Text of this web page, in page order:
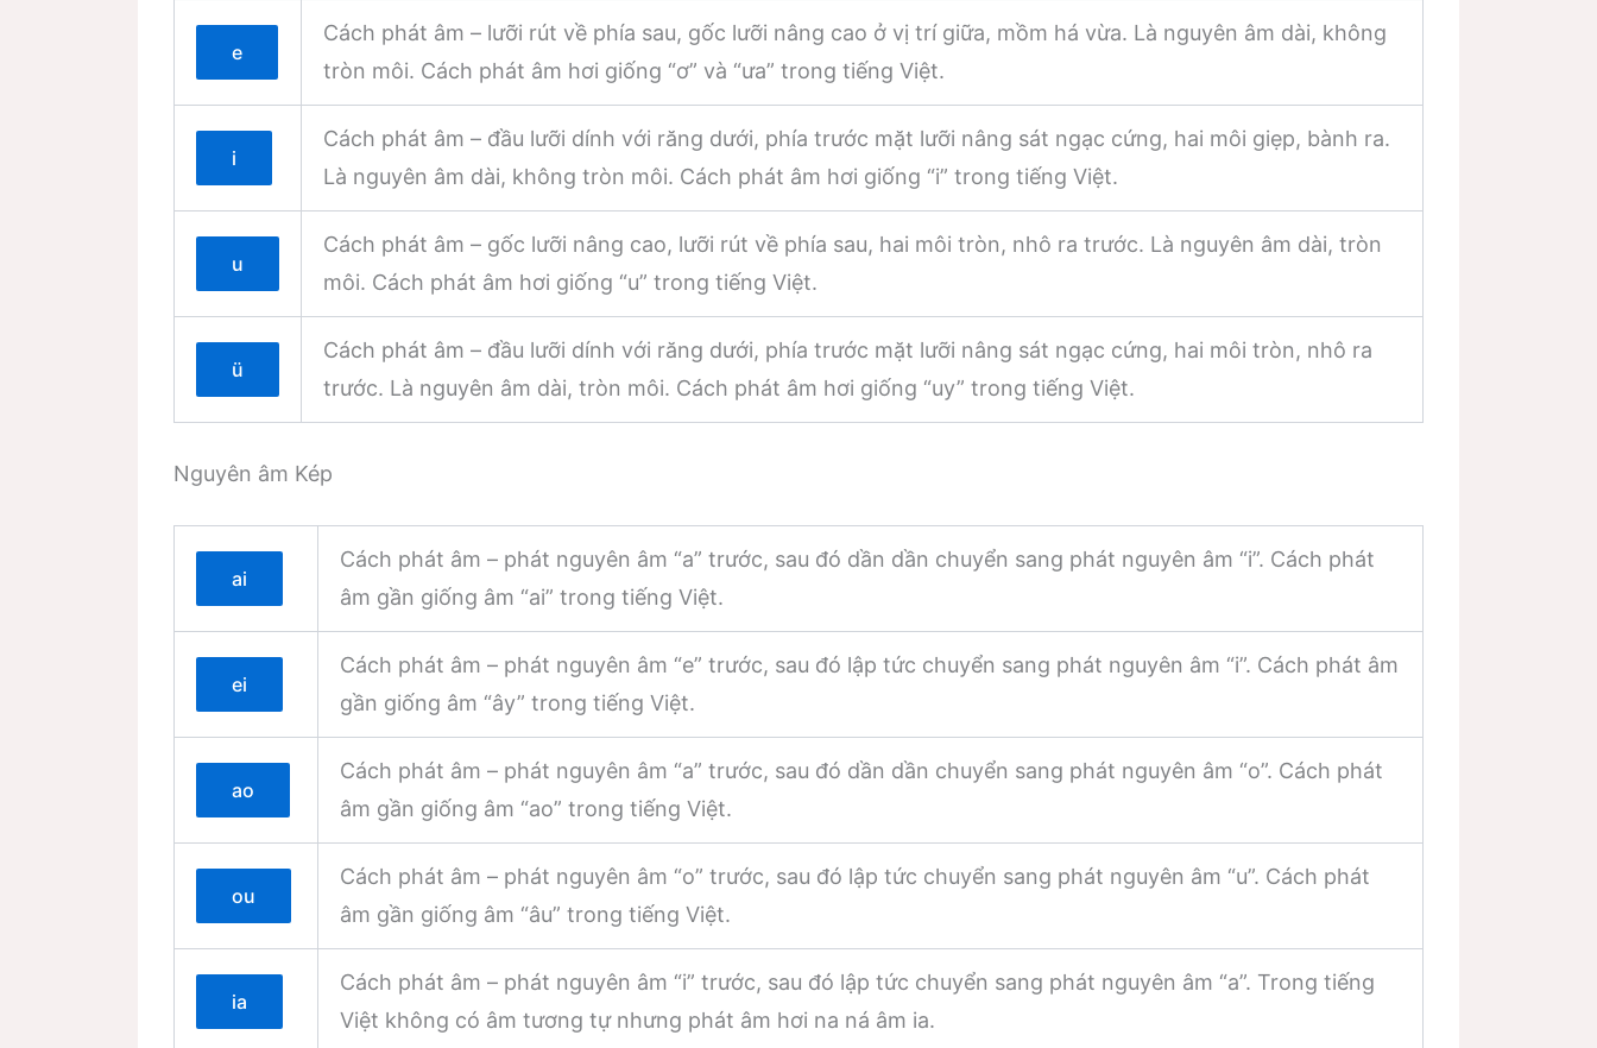
e
Cách phát âm – lưỡi rút về phía sau, gốc lưỡi nâng cao ở vị trí giữa, mồm há vừa. Là nguyên âm dài, không
tròn môi. Cách phát âm hơi giống “ơ” và “ưa” trong tiếng Việt.
i
Cách phát âm – đầu lưỡi dính với răng dưới, phía trước mặt lưỡi nâng sát ngạc cứng, hai môi giẹp, bành ra.
Là nguyên âm dài, không tròn môi. Cách phát âm hơi giống “i” trong tiếng Việt.
u
Cách phát âm – gốc lưỡi nâng cao, lưỡi rút về phía sau, hai môi tròn, nhô ra trước. Là nguyên âm dài, tròn
môi. Cách phát âm hơi giống “u” trong tiếng Việt.
ü
Cách phát âm – đầu lưỡi dính với răng dưới, phía trước mặt lưỡi nâng sát ngạc cứng, hai môi tròn, nhô ra
trước. Là nguyên âm dài, tròn môi. Cách phát âm hơi giống “uy” trong tiếng Việt.
Nguyên âm Kép
ai
Cách phát âm – phát nguyên âm “a” trước, sau đó dần dần chuyển sang phát nguyên âm “i”. Cách phát
âm gần giống âm “ai” trong tiếng Việt.
ei
Cách phát âm – phát nguyên âm “e” trước, sau đó lập tức chuyển sang phát nguyên âm “i”. Cách phát âm
gần giống âm “ây” trong tiếng Việt.
ao
Cách phát âm – phát nguyên âm “a” trước, sau đó dần dần chuyển sang phát nguyên âm “o”. Cách phát
âm gần giống âm “ao” trong tiếng Việt.
ou
Cách phát âm – phát nguyên âm “o” trước, sau đó lập tức chuyển sang phát nguyên âm “u”. Cách phát
âm gần giống âm “âu” trong tiếng Việt.
ia
Cách phát âm – phát nguyên âm “i” trước, sau đó lập tức chuyển sang phát nguyên âm “a”. Trong tiếng
Việt không có âm tương tự nhưng phát âm hơi na ná âm ia.